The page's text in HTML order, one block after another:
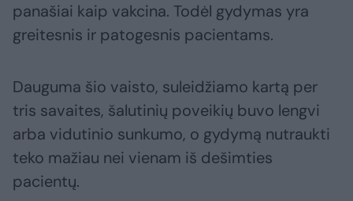
panašiai kaip vakcina. Todėl gydymas yra
greitesnis ir patogesnis pacientams.
Dauguma šio vaisto, suleidžiamo kartą per
tris savaites, šalutinių poveikių buvo lengvi
arba vidutinio sunkumo, o gydymą nutraukti
teko mažiau nei vienam iš dešimties
pacientų.